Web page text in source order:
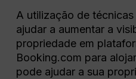
A utilização de
ajudar a aumentar a
propriedade em
Booking.com para
pode ajudar a sua